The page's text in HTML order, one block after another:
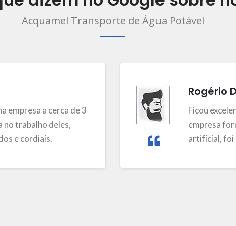
Acquamel Transporte de Água Potável
empresa a cerca de 3
no trabalho deles,
e cordiais.
Rogério
Ficou
empresa
artifícial, foi